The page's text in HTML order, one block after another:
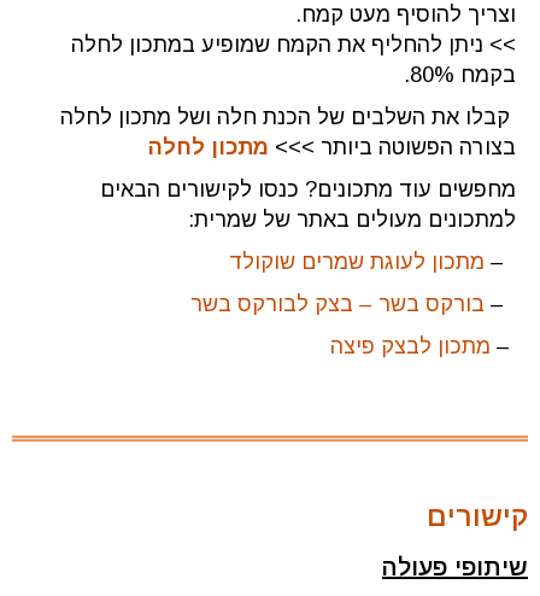
וצריך להוסיף מעט קמח.
>> ניתן להחליף את הקמח שמופיע במתכון לחלה
בקמח 80%.
קבלו את השלבים של הכנת חלה ושל מתכון לחלה
בצורה הפשוטה ביותר >>> מתכון לחלה
מחפשים עוד מתכונים? כנסו לקישורים הבאים
למתכונים מעולים באתר של שמרית:
– מתכון לעוגת שמרים שוקולד
– בורקס בשר – בצק לבורקס בשר
– מתכון לבצק פיצה
קישורים
שיתופי פעולה